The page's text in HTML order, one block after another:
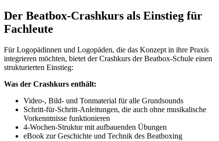
Der Beatbox-Crashkurs als Einstieg für
Fachleute
Für Logopädinnen und Logopäden, die das Konzept in ihre Praxis
integrieren möchten, bietet der Crashkurs der Beatbox-Schule einen
strukturierten Einstieg:
Was der Crashkurs enthält:
Video-, Bild- und Tonmaterial für alle Grundsounds
Schritt-für-Schritt-Anleitungen, die auch ohne musikalische
Vorkenntnisse funktionieren
4-Wochen-Struktur mit aufbauenden Übungen
eBook zur Geschichte und Technik des Beatboxing